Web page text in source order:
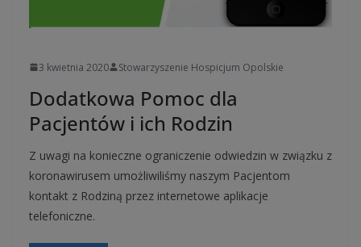
3 kwietnia 2020 Stowarzyszenie Hospicjum Opolskie
Dodatkowa Pomoc dla
Pacjentów i ich Rodzin
Z uwagi na konieczne ograniczenie odwiedzin w związku z
koronawirusem umożliwiliśmy naszym Pacjentom
kontakt z Rodziną przez internetowe aplikacje
telefoniczne.